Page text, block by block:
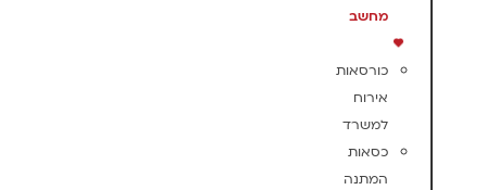
מחשב
כורסאות
אירוח
למשרד
כסאות
המתנה